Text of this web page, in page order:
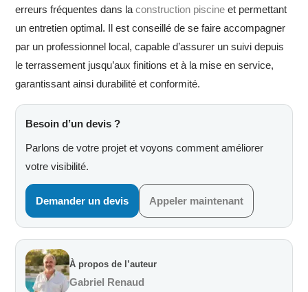
erreurs fréquentes dans la construction piscine et permettant
un entretien optimal. Il est conseillé de se faire accompagner
par un professionnel local, capable d’assurer un suivi depuis
le terrassement jusqu’aux finitions et à la mise en service,
garantissant ainsi durabilité et conformité.
Besoin d’un devis ?
Parlons de votre projet et voyons comment améliorer
votre visibilité.
Demander un devis Appeler maintenant
À propos de l’auteur
Gabriel Renaud